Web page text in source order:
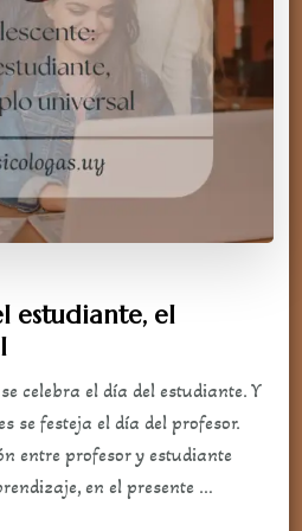
estudiante, el
celebra el día del estudiante. Y
se festeja el día del profesor.
entre profesor y estudiante
en el presente …